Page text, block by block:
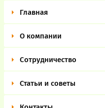
Главная
О компании
Сотрудничество
Статьи и советы